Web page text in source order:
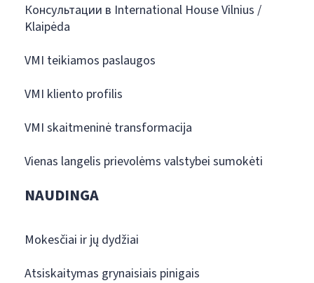
Консультации в International House Vilnius /
Klaipėda
VMI teikiamos paslaugos
VMI kliento profilis
VMI skaitmeninė transformacija
Vienas langelis prievolėms valstybei sumokėti
NAUDINGA
Mokesčiai ir jų dydžiai
Atsiskaitymas grynaisiais pinigais